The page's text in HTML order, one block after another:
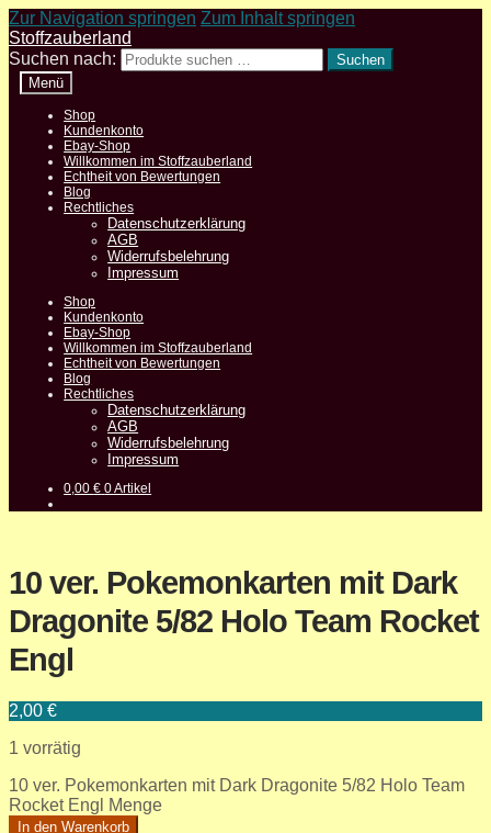
Zur Navigation springen Zum Inhalt springen
Stoffzauberland
Suchen nach:
Suchen
Menü
Shop
Kundenkonto
Ebay-Shop
Willkommen im Stoffzauberland
Echtheit von Bewertungen
Blog
Rechtliches
Datenschutzerklärung
AGB
Widerrufsbelehrung
Impressum
Shop
Kundenkonto
Ebay-Shop
Willkommen im Stoffzauberland
Echtheit von Bewertungen
Blog
Rechtliches
Datenschutzerklärung
AGB
Widerrufsbelehrung
Impressum
0,00€ 0 Artikel
10 ver. Pokemonkarten mit Dark
Dragonite 5/82 Holo Team Rocket
Engl
2,00 €
1 vorrätig
10 ver. Pokemonkarten mit Dark Dragonite 5/82 Holo Team
Rocket Engl Menge
In den Warenkorb